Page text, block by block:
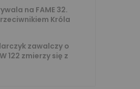
na FAME 32.
Króla
zawalczy o
122 zmierzy się z